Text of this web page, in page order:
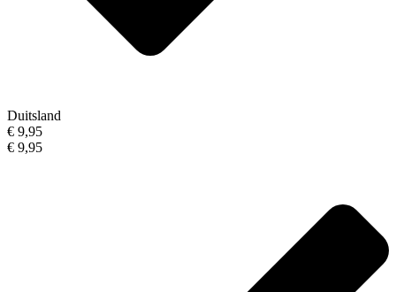
Duitsland
€ 9,95
€ 9,95